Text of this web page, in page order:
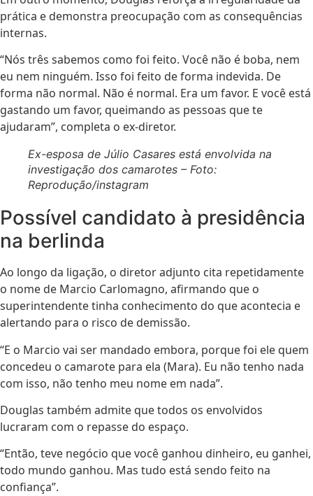
prática e demonstra preocupação com as consequências
internas.
“Nós três sabemos como foi feito. Você não é boba, nem
eu nem ninguém. Isso foi feito de forma indevida. De
forma não normal. Não é normal. Era um favor. E você está
gastando um favor, queimando as pessoas que te
ajudaram”, completa o ex-diretor.
Ex-esposa de Júlio Casares está envolvida na
investigação dos camarotes – Foto:
Reprodução/instagram
Possível candidato à presidência
na berlinda
Ao longo da ligação, o diretor adjunto cita repetidamente
o nome de Marcio Carlomagno, afirmando que o
superintendente tinha conhecimento do que acontecia e
alertando para o risco de demissão.
“E o Marcio vai ser mandado embora, porque foi ele quem
concedeu o camarote para ela (Mara). Eu não tenho nada
com isso, não tenho meu nome em nada”.
Douglas também admite que todos os envolvidos
lucraram com o repasse do espaço.
“Então, teve negócio que você ganhou dinheiro, eu ganhei,
todo mundo ganhou. Mas tudo está sendo feito na
confiança”.